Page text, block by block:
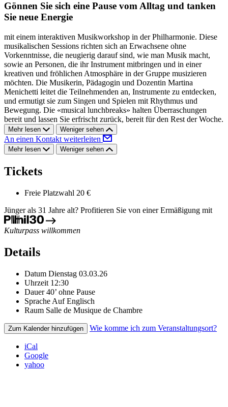
Gönnen Sie sich eine Pause vom Alltag und tanken
Sie neue Energie
mit einem interaktiven Musikworkshop in der Philharmonie. Diese
musikalischen Sessions richten sich an Erwachsene ohne
Vorkenntnisse, die neugierig darauf sind, wie man Musik macht,
sowie an Personen, die ihr Instrument mitbringen und in einer
kreativen und fröhlichen Atmosphäre in der Gruppe musizieren
möchten. Die Musikerin, Pädagogin und Dozentin Martina
Menichetti leitet die Teilnehmenden an, Instrumente zu entdecken,
und ermutigt sie zum Singen und Spielen mit Rhythmus und
Bewegung. Die «musical lunchbreaks» halten Überraschungen
bereit und lassen Sie erfrischt zurück, bereit für den Rest der Woche.
Mehr lesen Weniger sehen
An einen Kontakt weiterleiten
Mehr lesen Weniger sehen
Tickets
Freie Platzwahl 20 €
Jünger als 31 Jahre alt? Profitieren Sie von einer Ermäßigung mit
Kulturpass willkommen
Details
Datum Dienstag 03.03.26
Uhrzeit 12:30
Dauer 40’ ohne Pause
Sprache Auf Englisch
Raum Salle de Musique de Chambre
Zum Kalender hinzufügen Wie komme ich zum Veranstaltungsort?
iCal
Google
yahoo